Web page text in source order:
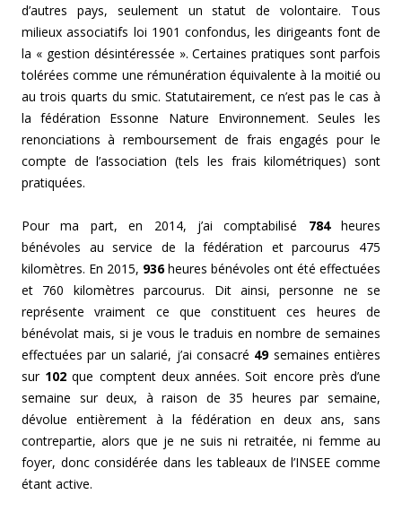
d’autres pays, seulement un statut de volontaire. Tous
milieux associatifs loi 1901 confondus, les dirigeants font de
la « gestion désintéressée ». Certaines pratiques sont parfois
tolérées comme une rémunération équivalente à la moitié ou
au trois quarts du smic. Statutairement, ce n’est pas le cas à
la fédération Essonne Nature Environnement. Seules les
renonciations à remboursement de frais engagés pour le
compte de l’association (tels les frais kilométriques) sont
pratiquées.
Pour ma part, en 2014, j’ai comptabilisé 784heures
bénévoles au service de la fédération et parcourus 475
kilomètres. En 2015, 936heures bénévoles ont été effectuées
et 760 kilomètres parcourus. Dit ainsi, personne ne se
représente vraiment ce que constituent ces heures de
bénévolat mais, si je vous le traduis en nombre de semaines
effectuées par un salarié, j’ai consacré 49semaines entières
sur 102 que comptent deux années. Soit encore près d’une
semaine sur deux, à raison de 35 heures par semaine,
dévolue entièrement à la fédération en deux ans, sans
contrepartie, alors que je ne suis ni retraitée, ni femme au
foyer, donc considérée dans les tableaux de l’INSEE comme
étant active.